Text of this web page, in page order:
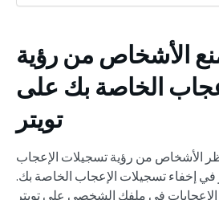
الأشخاص من رؤية
الخاصة بك على
تويتر
الأشخاص من رؤية تسجيلات الإعجاب
في إخفاء تسجيلات الإعجاب الخاصة بك.
الإعجابات في ملفك الشخصي على تويتر